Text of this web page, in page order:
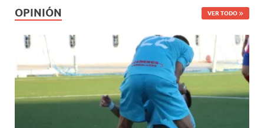
OPINIÓN VER TODO